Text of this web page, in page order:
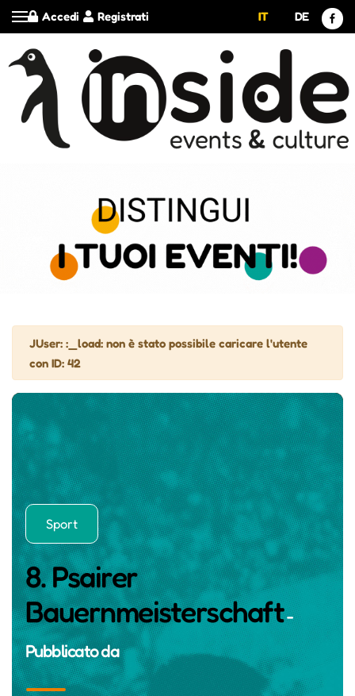
Registrati
Accedi IT DE
Attenzione
JUser: :_load: non è stato possibile caricare l'utente
con ID: 42
Sport
8. Psairer
Bauernmeisterschaft-
Pubblicato da